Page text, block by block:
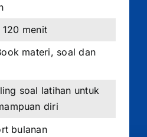
menit
materi, soal dan
soal latihan untuk
diri
bulanan